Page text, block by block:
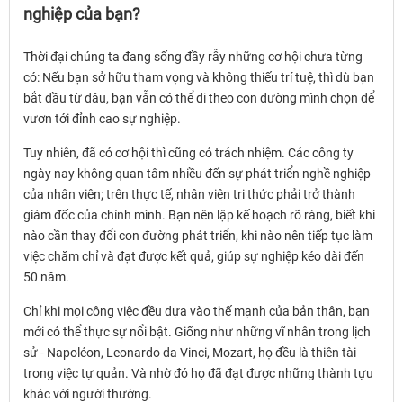
nghiệp của bạn?
Thời đại chúng ta đang sống đầy rẫy những cơ hội chưa từng
có: Nếu bạn sở hữu tham vọng và không thiếu trí tuệ, thì dù bạn
bắt đầu từ đâu, bạn vẫn có thể đi theo con đường mình chọn để
vươn tới đỉnh cao sự nghiệp.
Tuy nhiên, đã có cơ hội thì cũng có trách nhiệm. Các công ty
ngày nay không quan tâm nhiều đến sự phát triển nghề nghiệp
của nhân viên; trên thực tế, nhân viên tri thức phải trở thành
giám đốc của chính mình. Bạn nên lập kế hoạch rõ ràng, biết khi
nào cần thay đổi con đường phát triển, khi nào nên tiếp tục làm
việc chăm chỉ và đạt được kết quả, giúp sự nghiệp kéo dài đến
50 năm.
Chỉ khi mọi công việc đều dựa vào thế mạnh của bản thân, bạn
mới có thể thực sự nổi bật. Giống như những vĩ nhân trong lịch
sử - Napoléon, Leonardo da Vinci, Mozart, họ đều là thiên tài
trong việc tự quản. Và nhờ đó họ đã đạt được những thành tựu
khác với người thường.